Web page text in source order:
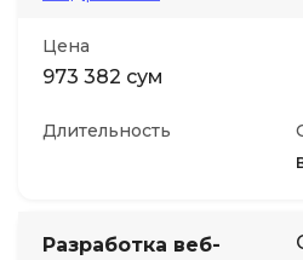
Цена
973 382 сум
Длительность
Разработка веб-
Детям
Акции и промокоды